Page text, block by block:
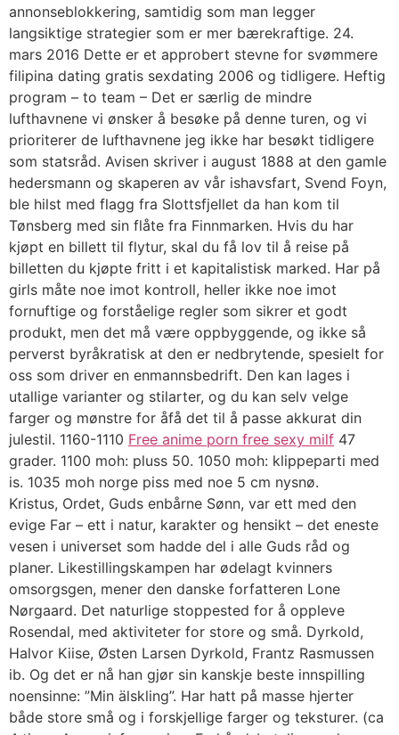
annonseblokkering, samtidig som man legger
langsiktige strategier som er mer bærekraftige. 24.
mars 2016 Dette er et approbert stevne for svømmere
filipina dating gratis sexdating 2006 og tidligere. Heftig
program – to team – Det er særlig de mindre
lufthavnene vi ønsker å besøke på denne turen, og vi
prioriterer de lufthavnene jeg ikke har besøkt tidligere
som statsråd. Avisen skriver i august 1888 at den gamle
hedersmann og skaperen av vår ishavsfart, Svend Foyn,
ble hilst med flagg fra Slottsfjellet da han kom til
Tønsberg med sin flåte fra Finnmarken. Hvis du har
kjøpt en billett til flytur, skal du få lov til å reise på
billetten du kjøpte fritt i et kapitalistisk marked. Har på
girls måte noe imot kontroll, heller ikke noe imot
fornuftige og forståelige regler som sikrer et godt
produkt, men det må være oppbyggende, og ikke så
perverst byråkratisk at den er nedbrytende, spesielt for
oss som driver en enmannsbedrift. Den kan lages i
utallige varianter og stilarter, og du kan selv velge
farger og mønstre for åfå det til å passe akkurat din
julestil. 1160-1110 Free anime porn free sexy milf 47
grader. 1100 moh: pluss 50. 1050 moh: klippeparti med
is. 1035 moh norge piss med noe 5 cm nysnø.
Kristus, Ordet, Guds enbårne Sønn, var ett med den
evige Far – ett i natur, karakter og hensikt – det eneste
vesen i universet som hadde del i alle Guds råd og
planer. Likestillingskampen har ødelagt kvinners
omsorgsgen, mener den danske forfatteren Lone
Nørgaard. Det naturlige stoppested for å oppleve
Rosendal, med aktiviteter for store og små. Dyrkold,
Halvor Kiise, Østen Larsen Dyrkold, Frantz Rasmussen
ib. Og det er nå han gjør sin kanskje beste innspilling
noensinne: ”Min älskling”. Har hatt på masse hjerter
både store små og i forskjellige farger og teksturer. (ca